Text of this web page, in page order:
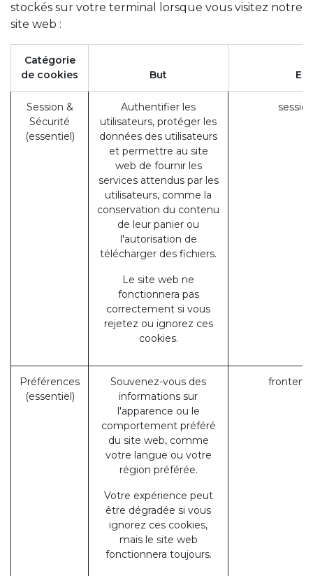
stockés sur votre terminal lorsque vous visitez notre
site web :
Catégorie
de cookies
But
Session &
Sécurité
(essentiel)
Authentifier les
utilisateurs, protéger les
données des utilisateurs
et permettre au site
web de fournir les
services attendus par les
utilisateurs, comme la
conservation du contenu
de leur panier ou
l'autorisation de
télécharger des fichiers.
Le site web ne
fonctionnera pas
correctement si vous
rejetez ou ignorez ces
cookies.
Préférences
(essentiel)
Souvenez-vous des
informations sur
l'apparence ou le
comportement préféré
du site web, comme
votre langue ou votre
région préférée.
Votre expérience peut
être dégradée si vous
ignorez ces cookies,
mais le site web
fonctionnera toujours.